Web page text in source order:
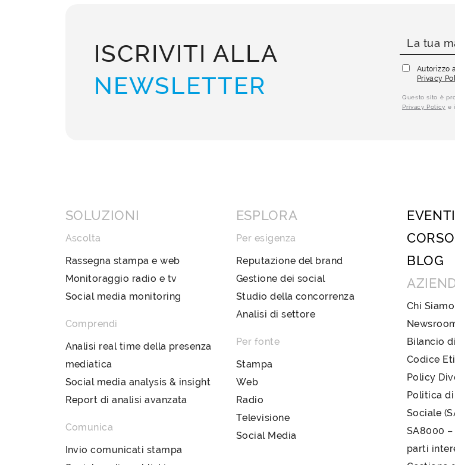
ISCRIVITI ALLA
NEWSLETTER
Autorizzo
Privacy
Questo sito è
Privacy Policy e
SOLUZIONI
Ascolta
Rassegna stampa e web
Monitoraggio radio e tv
Social media monitoring
Comprendi
Analisi real time della presenza
mediatica
Social media analysis & insight
Report di analisi avanzata
Comunica
Invio comunicati stampa
ESPLORA
Per esigenza
Reputazione del brand
Gestione dei social
Studio della concorrenza
Analisi di settore
Per fonte
Stampa
Web
Radio
Televisione
Social Media
EVENTI
CORSO
BLOG
Chi Siamo
Bilancio
Codice
Policy
Politica
Sociale
SA8000
parti